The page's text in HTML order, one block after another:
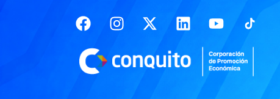
Facebook
Instagram
X-
twitter
LinkedinYoutube